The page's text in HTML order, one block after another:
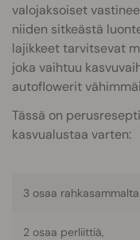
valojaksoiset
niiden sitkeästä
lajikkeet tarvitsevat
joka vaihtuu
autoflowerit
Tässä on
kasvualustaa varten:
3 osaa rahkasammalta
2 osaa perliittiä,